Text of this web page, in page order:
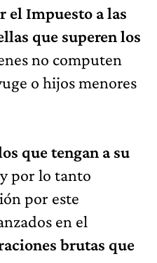
el Impuesto a las
que superen los
no computen
o hijos menores
que tengan a su
y por lo tanto
por este
en el
brutas que